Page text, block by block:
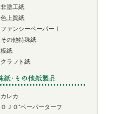
非塗工紙
色上質紙
ファンシーペーパーⅠ
その他特殊紙
板紙
クラフト紙
カレカ
ＯＪＯ⁺ペーパーターフ